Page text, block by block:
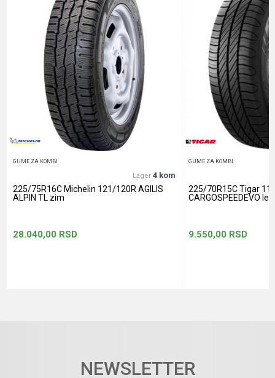
Anti-spam zaštita - izračunajte koliko je 2 + 3 :
POŠALJI
GUME ZA KOMBI
Lager 4 kom
225/75R16C Michelin 121/120R AGILIS
ALPIN TL zim
28.040,00 RSD
GUME ZA KOMBI
225/70R15C Tigar
CARGOSPEEDEVO let
9.550,00 RSD
NEWSLETTER